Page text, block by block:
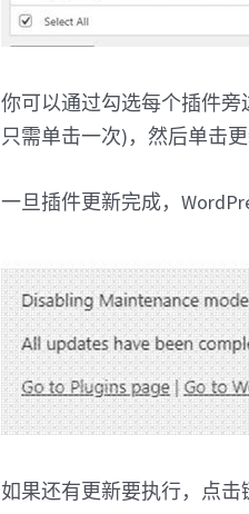
你可以通过勾选每个插件旁
只需单击一次)，然后单击更
一旦插件更新完成，
如果还有更新要执行，点击